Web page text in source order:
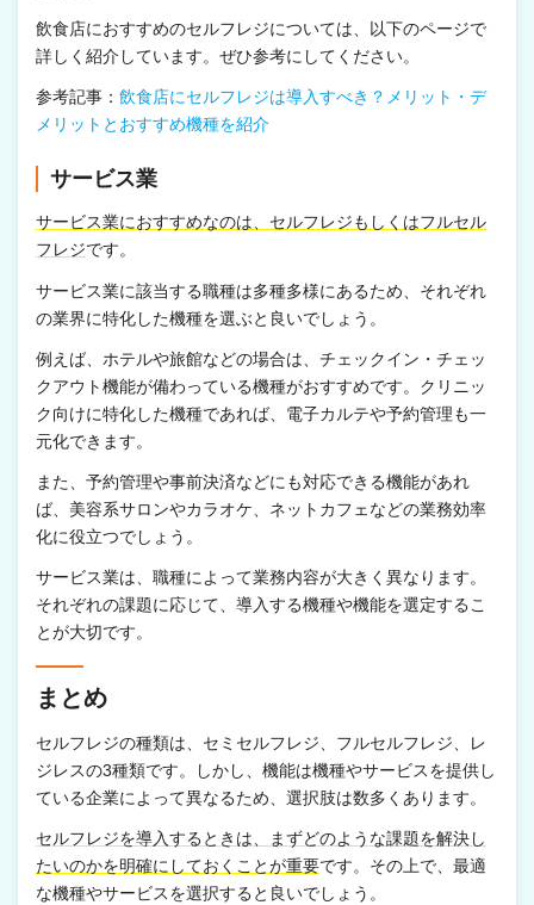
飲食店におすすめのセルフレジについては、以下のページで
詳しく紹介しています。ぜひ参考にしてください。
参考記事： 飲食店にセルフレジは導入すべき？メリット・デ
メリットとおすすめ機種を紹介
サービス業
サービス業におすすめなのは、セルフレジもしくはフルセル
フレジです。
サービス業に該当する職種は多種多様にあるため、それぞれ
の業界に特化した機種を選ぶと良いでしょう。
例えば、ホテルや旅館などの場合は、チェックイン・チェッ
クアウト機能が備わっている機種がおすすめです。クリニッ
ク向けに特化した機種であれば、電子カルテや予約管理も一
元化できます。
また、予約管理や事前決済などにも対応できる機能があれ
ば、美容系サロンやカラオケ、ネットカフェなどの業務効率
化に役立つでしょう。
サービス業は、職種によって業務内容が大きく異なります。
それぞれの課題に応じて、導入する機種や機能を選定するこ
とが大切です。
まとめ
セルフレジの種類は、セミセルフレジ、フルセルフレジ、レ
ジレスの3種類です。しかし、機能は機種やサービスを提供し
ている企業によって異なるため、選択肢は数多くあります。
セルフレジを導入するときは、まずどのような課題を解決し
たいのかを明確にしておくことが重要です。その上で、最適
な機種やサービスを選択すると良いでしょう。